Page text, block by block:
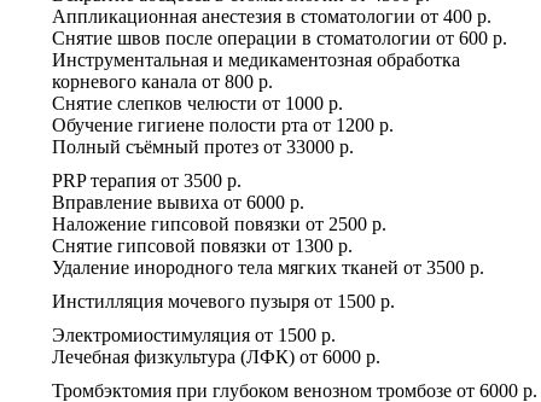
Аппликационная анестезия в стоматологии от 400 р.
Снятие швов после операции в стоматологии от 600 р.
Инструментальная и медикаментозная обработка
корневого канала от 800 р.
Снятие слепков челюсти от 1000 р.
Обучение гигиене полости рта от 1200 р.
Полный съёмный протез от 33000 р.
PRP терапия от 3500 р.
Вправление вывиха от 6000 р.
Наложение гипсовой повязки от 2500 р.
Снятие гипсовой повязки от 1300 р.
Удаление инородного тела мягких тканей от 3500 р.
Инстилляция мочевого пузыря от 1500 р.
Электромиостимуляция от 1500 р.
Лечебная физкультура (ЛФК) от 6000 р.
Тромбэктомия при глубоком венозном тромбозе от 6000 р.